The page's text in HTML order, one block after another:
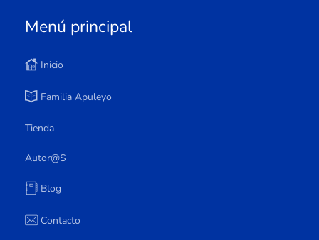
Menú principal
Inicio
Familia Apuleyo
Tienda
Autor@s
Blog
Contacto